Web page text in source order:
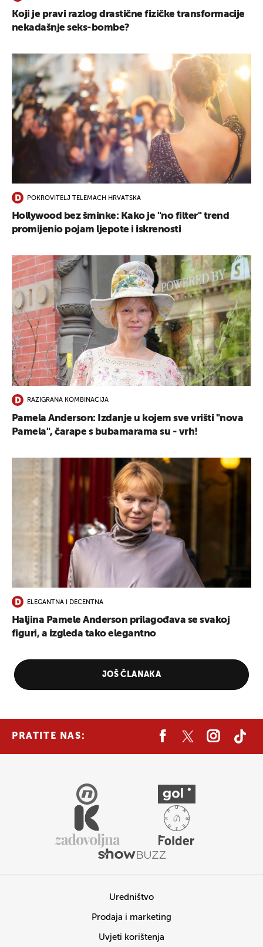
Koji je pravi razlog drastične fizičke transformacije
nekadašnje seks-bombe?
POKROVITELJ TELEMACH HRVATSKA
Hollywood bez šminke: Kako je "no filter" trend
promijenio pojam ljepote i iskrenosti
RAZIGRANA KOMBINACIJA
Pamela Anderson: Izdanje u kojem sve vrišti "nova
Pamela", čarape s bubamarama su - vrh!
ELEGANTNA I DECENTNA
Haljina Pamele Anderson prilagođava se svakoj
figuri, a izgleda tako elegantno
JOŠ ČLANAKA
PRATITE NAS:
Uredništvo
Prodaja i marketing
Uvjeti korištenja
UKLJUČITE NOTIFIKACIJE